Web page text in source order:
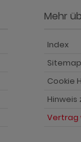
Mehr
Index
Sitemap
Cookie
Hinweis
Vertrag